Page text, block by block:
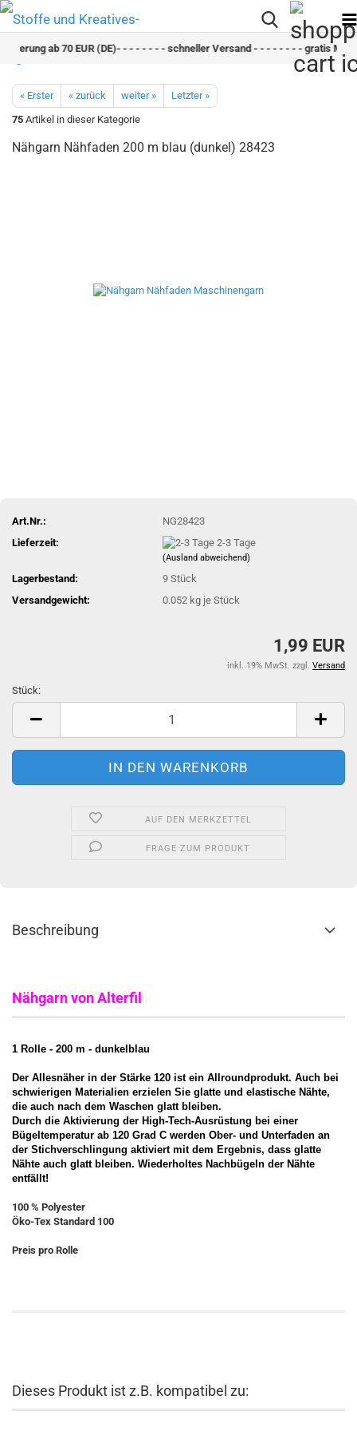
ab 70 EUR (DE)- - - - - - - - schneller Versand - - - - - - - - gratis Mini
« Erster « zurück weiter »
Letzter »
75 Artikel in dieser Kategorie
Nähgarn Nähfaden 200 m blau (dunkel) 28423
Art.Nr.:
NG28423
Lieferzeit:
2-3 Tage
(Ausland abweichend)
Lagerbestand: 9Stück
Versandgewicht:
0.052 kg je Stück
1,99 EUR
inkl. 19% MwSt. zzgl. Versand
Stück:
Stück
AUF DEN MERKZETTEL
FRAGE ZUM PRODUKT
Beschreibung
Nähgarn von Alterfil
1 Rolle - 200 m - dunkelblau
Der Allesnäher in der Stärke 120 ist ein Allroundprodukt. Auch bei
schwierigen Materialien erzielen Sie glatte und elastische Nähte,
die auch nach dem Waschen glatt bleiben.
Durch die Aktivierung der High-Tech-Ausrüstung bei einer
Bügeltemperatur ab 120 Grad C werden Ober- und Unterfaden an
der Stichverschlingung aktiviert mit dem Ergebnis, dass glatte
Nähte auch glatt bleiben. Wiederholtes Nachbügeln der Nähte
entfällt!
100 % Polyester
Öko-Tex Standard 100
Preis pro Rolle
Dieses Produkt ist z.B. kompatibel zu: